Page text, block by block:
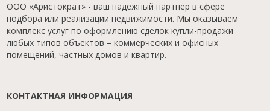
ООО «Аристократ» - ваш надежный партнер в сфере
подбора или реализации недвижимости. Мы оказываем
комплекс услуг по оформлению сделок купли-продажи
любых типов объектов – коммерческих и офисных
помещений, частных домов и квартир.
КОНТАКТНАЯ ИНФОРМАЦИЯ